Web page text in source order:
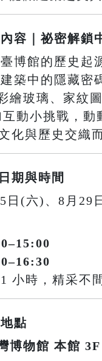
容｜祕密解鎖
博館的歷史起
築中的隱藏密
繪玻璃、家紋
動小挑戰，動
化與歷史交織
期與時間
日(六)、8月29
1 小時，精采不
點
博物館 本館